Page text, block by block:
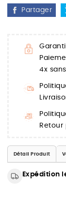
Partager
4x
Retour
Détail Produit
Expédition